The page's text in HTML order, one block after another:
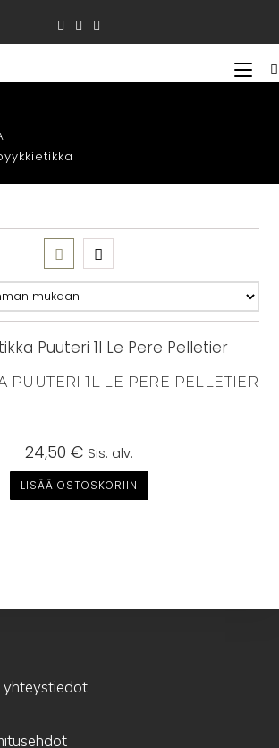
PUUTERI 1L LE PERE PELLETIER
24,50 € Sis. alv.
LISÄÄ OSTOSKORIIN
yhteystiedot